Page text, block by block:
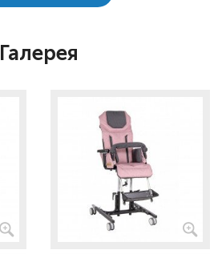
Галерея